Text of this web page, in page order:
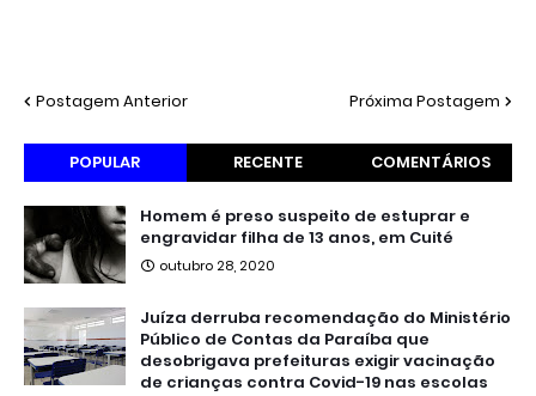
Postagem Anterior Próxima Postagem
POPULAR RECENTE COMENTÁRIOS
Homem é preso suspeito de estuprar e
engravidar filha de 13 anos, em Cuité
outubro 28, 2020
Juíza derruba recomendação do Ministério
Público de Contas da Paraíba que
desobrigava prefeituras exigir vacinação
de crianças contra Covid-19 nas escolas